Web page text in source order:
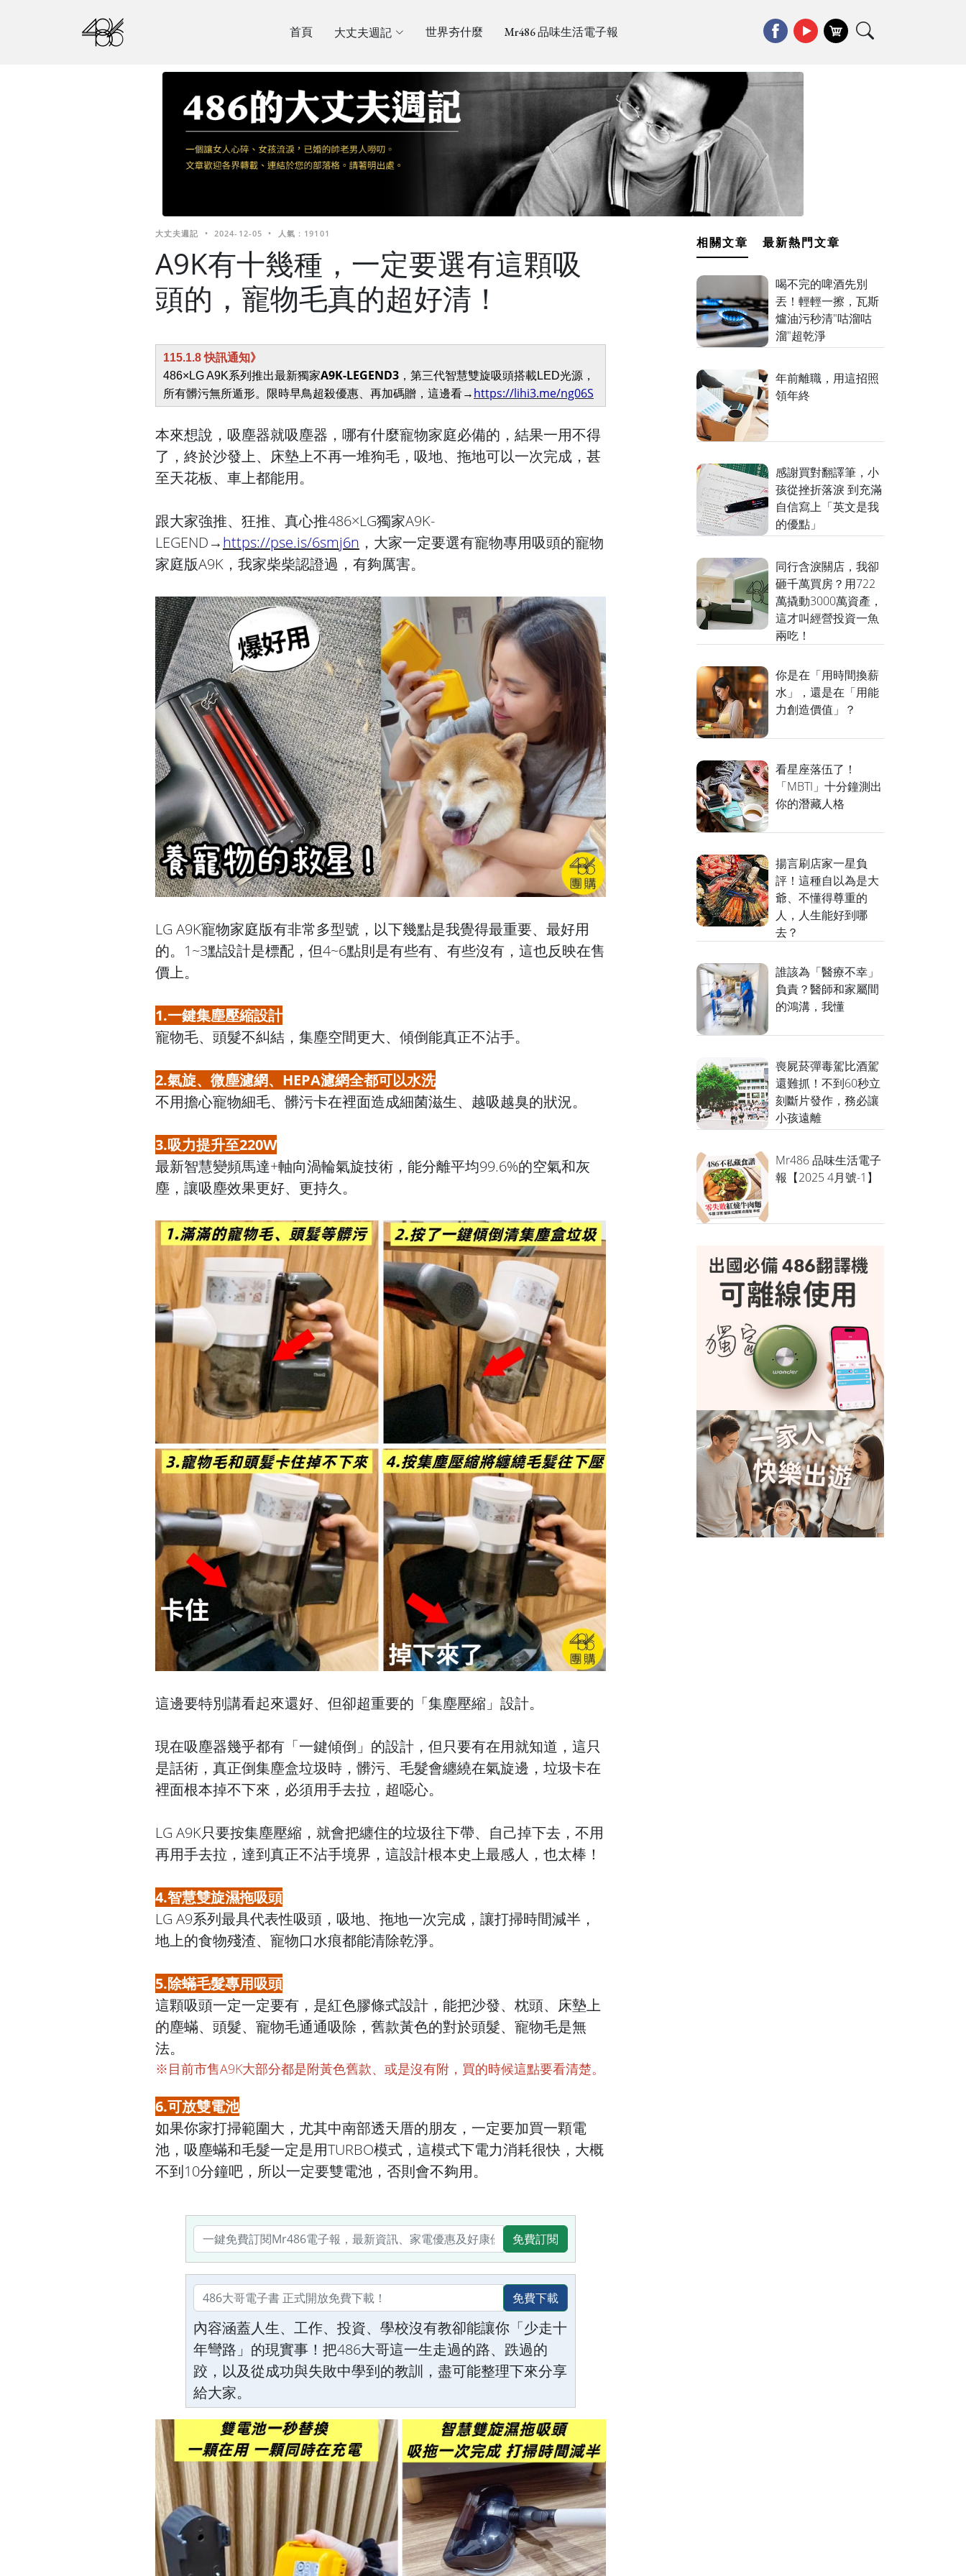
首頁 大丈夫週記 世界夯什麼 Mr486 品味生活電子報
大丈夫週記 • 2024-12-05 • 人氣 : 19101
A9K有十幾種，一定要選有這顆吸
頭的，寵物毛真的超好清！
115.1.8 快訊通知》
486×LG A9K系列推出最新獨家A9K-LEGEND3 ，第三代智慧雙旋吸頭搭載LED光源，
所有髒污無所遁形。限時早鳥超殺優惠、再加碼贈，這邊看→ https://lihi3.me/ng06S
本來想說，吸塵器就吸塵器，哪有什麼寵物家庭必備的，結果一用不得
了，終於沙發上、床墊上不再一堆狗毛，吸地、拖地可以一次完成，甚
至天花板、車上都能用。
跟大家強推、狂推、真心推486×LG獨家A9K-
LEGEND→https://pse.is/6smj6n ，大家一定要選有寵物專用吸頭的寵物
家庭版A9K，我家柴柴認證過，有夠厲害。
LG A9K寵物家庭版有非常多型號，以下幾點是我覺得最重要、最好用
的。1~3點設計是標配，但4~6點則是有些有、有些沒有，這也反映在售
價上。
1.一鍵集塵壓縮設計
寵物毛、頭髮不糾結，集塵空間更大、傾倒能真正不沾手。
2.氣旋、微塵濾網、HEPA濾網全都可以水洗
不用擔心寵物細毛、髒污卡在裡面造成細菌滋生、越吸越臭的狀況。
3.吸力提升至220W
最新智慧變頻馬達+軸向渦輪氣旋技術，能分離平均99.6%的空氣和灰
塵，讓吸塵效果更好、更持久。
這邊要特別講看起來還好、但卻超重要的「集塵壓縮」設計。
現在吸塵器幾乎都有「一鍵傾倒」的設計，但只要有在用就知道，這只
是話術，真正倒集塵盒垃圾時，髒污、毛髮會纏繞在氣旋邊，垃圾卡在
裡面根本掉不下來，必須用手去拉，超噁心。
LG A9K只要按集塵壓縮，就會把纏住的垃圾往下帶、自己掉下去，不用
再用手去拉，達到真正不沾手境界，這設計根本史上最感人，也太棒！
4.智慧雙旋濕拖吸頭
LG A9系列最具代表性吸頭，吸地、拖地一次完成，讓打掃時間減半，
地上的食物殘渣、寵物口水痕都能清除乾淨。
5.除蟎毛髮專用吸頭
這顆吸頭一定一定要有，是紅色膠條式設計，能把沙發、枕頭、床墊上
的塵蟎、頭髮、寵物毛通通吸除，舊款黃色的對於頭髮、寵物毛是無
法。
※目前市售A9K大部分都是附黃色舊款、或是沒有附，買的時候這點要看清楚。
6.可放雙電池
如果你家打掃範圍大，尤其中南部透天厝的朋友，一定要加買一顆電
池，吸塵蟎和毛髮一定是用TURBO模式，這模式下電力消耗很快，大概
不到10分鐘吧，所以一定要雙電池，否則會不夠用。
免費訂閱
免費下載
內容涵蓋人生、工作、投資、學校沒有教卻能讓你「少走十
年彎路」的現實事！把486大哥這一生走過的路、跌過的
跤，以及從成功與失敗中學到的教訓，盡可能整理下來分享
給大家。
相關文章 最新熱門文章
喝不完的啤酒先別
丟！輕輕一擦，瓦斯
爐油污秒清"咕溜咕
溜"超乾淨
年前離職，用這招照
領年終
感謝買對翻譯筆，小
孩從挫折落淚 到充滿
自信寫上「英文是我
的優點」
同行含淚關店，我卻
砸千萬買房？用722
萬撬動3000萬資產，
這才叫經營投資一魚
兩吃！
你是在「用時間換薪
水」，還是在「用能
力創造價值」？
看星座落伍了！
「MBTI」十分鐘測出
你的潛藏人格
揚言刷店家一星負
評！這種自以為是大
爺、不懂得尊重的
人，人生能好到哪
去？
誰該為「醫療不幸」
負責？醫師和家屬間
的鴻溝，我懂
喪屍菸彈毒駕比酒駕
還難抓！不到60秒立
刻斷片發作，務必讓
小孩遠離
Mr486 品味生活電子
報【2025 4月號-1】